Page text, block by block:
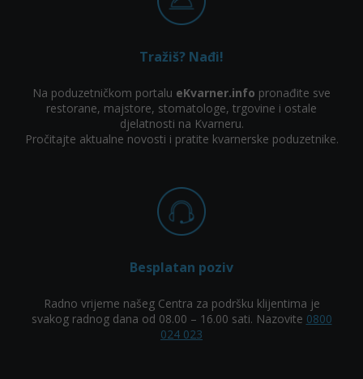
Tražiš? Nađi!
Na poduzetničkom portalu eKvarner.info pronađite sve
restorane, majstore, stomatologe, trgovine i ostale
djelatnosti na Kvarneru.
Pročitajte aktualne novosti i pratite kvarnerske poduzetnike.
Besplatan poziv
Radno vrijeme našeg Centra za podršku klijentima je
svakog radnog dana od 08.00 – 16.00 sati. Nazovite 0800
024 023